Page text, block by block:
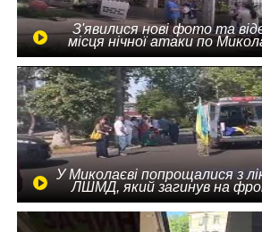
З'явилися нові фото та
місця нічної атаки по
У Миколаєві попрощалися з
ЛШМД, який загинув на